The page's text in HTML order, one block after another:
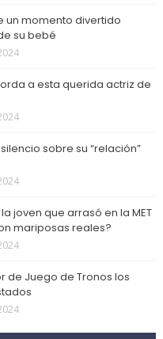
un momento divertido
su bebé
a esta querida actriz de
sobre su “relación”
joven que arrasó en la MET
mariposas reales?
de Juego de Tronos los